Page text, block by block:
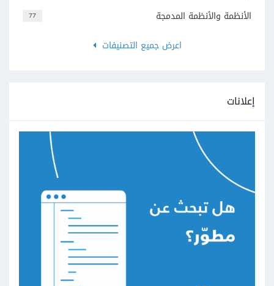
77
الأنظمة والأنظمة المدمجة
اعرض جميع التصنيفات
إعلانات